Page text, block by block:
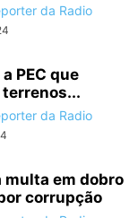
da Radio
PEC que
da Radio
multa em dobro
corrupção